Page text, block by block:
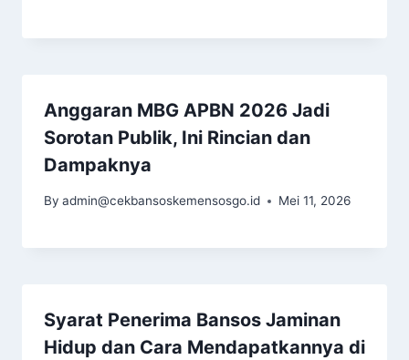
Anggaran MBG APBN 2026 Jadi
Sorotan Publik, Ini Rincian dan
Dampaknya
By admin@cekbansoskemensosgo.id Mei 11, 2026
Syarat Penerima Bansos Jaminan
Hidup dan Cara Mendapatkannya di